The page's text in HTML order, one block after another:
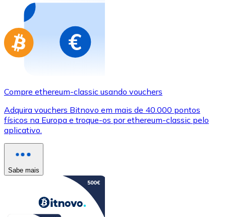
Compre ethereum-classic usando vouchers
Adquira vouchers Bitnovo em mais de 40.000 pontos
físicos na Europa e troque-os por ethereum-classic pelo
aplicativo.
Sabe mais